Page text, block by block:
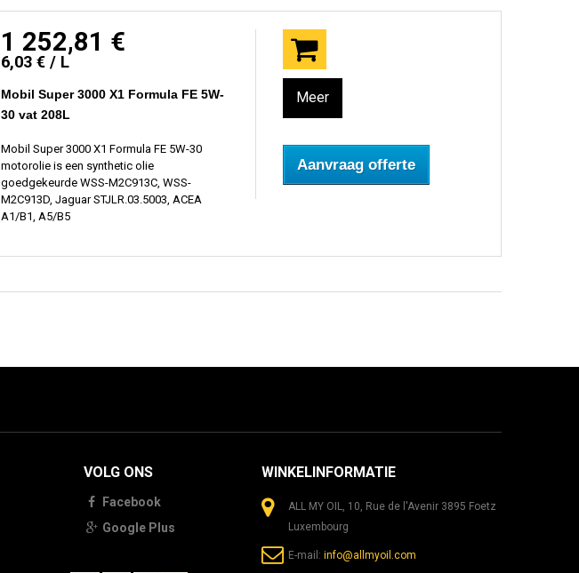
1 252,81 €
6,03 € / L
Mobil Super 3000 X1 Formula FE 5W-
30 vat 208L
Mobil Super 3000 X1 Formula FE 5W-30
motorolie is een synthetic olie
goedgekeurde WSS-M2C913C, WSS-
M2C913D, Jaguar STJLR.03.5003, ACEA
A1/B1, A5/B5
Meer
Aanvraag offerte
VOLG ONS
Facebook
Google Plus
WINKELINFORMATIE
ALL MY OIL, 10, Rue de l'Avenir 3895 Foetz
Luxembourg
E-mail: info@allmyoil.com